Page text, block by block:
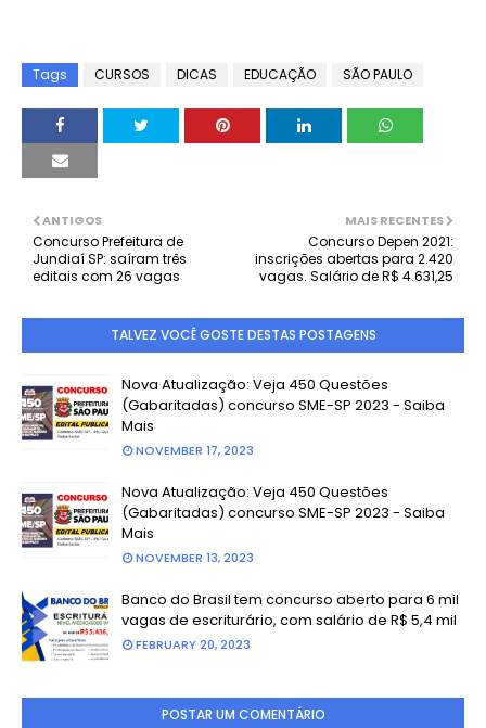
Tags CURSOS DICAS EDUCAÇÃO SÃO PAULO
MAIS RECENTES
Concurso Depen 2021:
inscrições abertas para 2.420
vagas. Salário de R$ 4.631,25
ANTIGOS
Concurso Prefeitura de
Jundiaí SP: saíram três
editais com 26 vagas
TALVEZ VOCÊ GOSTE DESTAS POSTAGENS
Nova Atualização: Veja 450 Questões
(Gabaritadas) concurso SME-SP 2023 - Saiba
Mais
NOVEMBER 17, 2023
Nova Atualização: Veja 450 Questões
(Gabaritadas) concurso SME-SP 2023 - Saiba
Mais
NOVEMBER 13, 2023
Banco do Brasil tem concurso aberto para 6 mil
vagas de escriturário, com salário de R$ 5,4 mil
FEBRUARY 20, 2023
POSTAR UM COMENTÁRIO